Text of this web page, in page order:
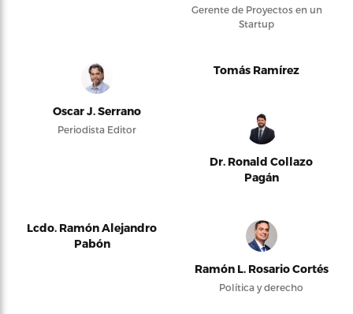
Gerente de Proyectos en un
Startup
Oscar J. Serrano
Periodista Editor
Tomás Ramírez
Dr. Ronald Collazo
Pagán
Lcdo. Ramón Alejandro
Pabón
Ramón L. Rosario Cortés
Política y derecho